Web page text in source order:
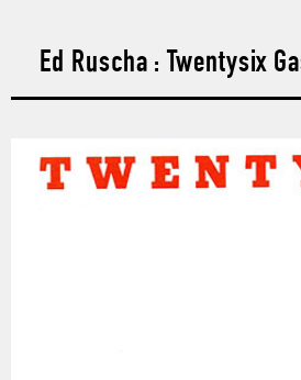
Ed Ruscha : Twentysix